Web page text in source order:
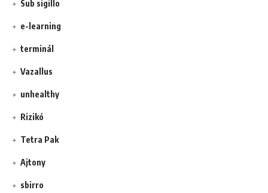
Sub sigillo
e-learning
terminál
Vazallus
unhealthy
Rizikó
Tetra Pak
Ajtony
sbirro